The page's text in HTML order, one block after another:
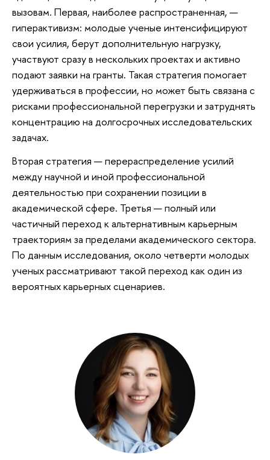
вызовам. Первая, наиболее распространенная, —
гиперактивизм: молодые ученые интенсифицируют
свои усилия, берут дополнительную нагрузку,
участвуют сразу в нескольких проектах и активно
подают заявки на гранты. Такая стратегия помогает
удерживаться в профессии, но может быть связана с
рисками профессиональной перегрузки и затруднять
концентрацию на долгосрочных исследовательских
задачах.
Вторая стратегия — перераспределение усилий
между научной и иной профессиональной
деятельностью при сохранении позиции в
академической сфере. Третья — полный или
частичный переход к альтернативным карьерным
траекториям за пределами академического сектора.
По данным исследования, около четверти молодых
ученых рассматривают такой переход как один из
вероятных карьерных сценариев.